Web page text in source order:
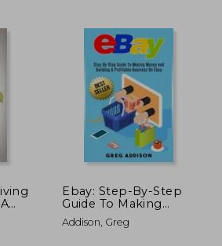
$ 1.444 dcto.
Ebay: Step-By-Step
Guide To Making
Money and Building A
Profitable Business
Addison, Greg